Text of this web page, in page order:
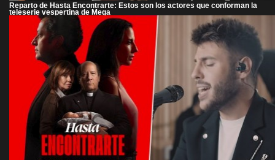
Reparto de Hasta Encontrarte: Estos son los actores que conforman la
teleserie vespertina de Mega